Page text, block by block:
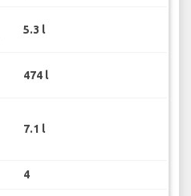
5.3 l
474 l
7.1 l
4